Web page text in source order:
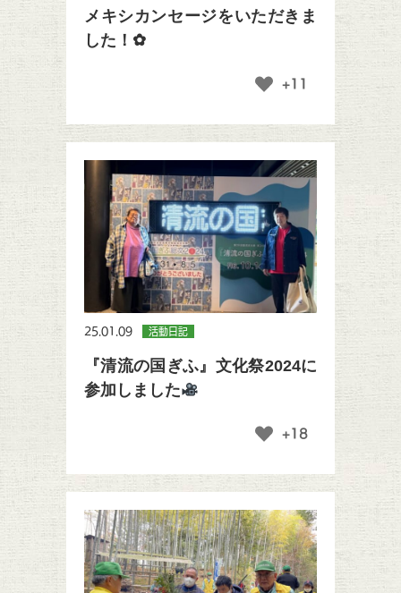
メキシカンセージをいただきま
した！✿
+11
25.01.09 活動日記
『清流の国ぎふ』文化祭2024に
参加しました
+18